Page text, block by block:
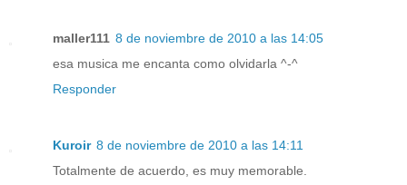
maller111 8 de noviembre de 2010 a las 14:05
esa musica me encanta como olvidarla ^-^
Responder
Kuroir 8 de noviembre de 2010 a las 14:11
Totalmente de acuerdo, es muy memorable.